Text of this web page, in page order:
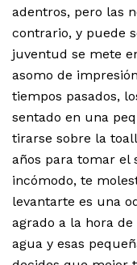
adentros, pero las
contrario, y puede
juventud se mete
asomo de
tiempos pasados,
sentado en una
tirarse sobre la
años para tomar el
incómodo, te
levantarte es una
agrado a la hora
agua y esas